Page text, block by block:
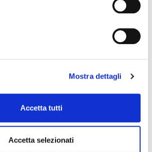
Mostra dettagli
Accetta tutti
Accetta selezionati
MOOER